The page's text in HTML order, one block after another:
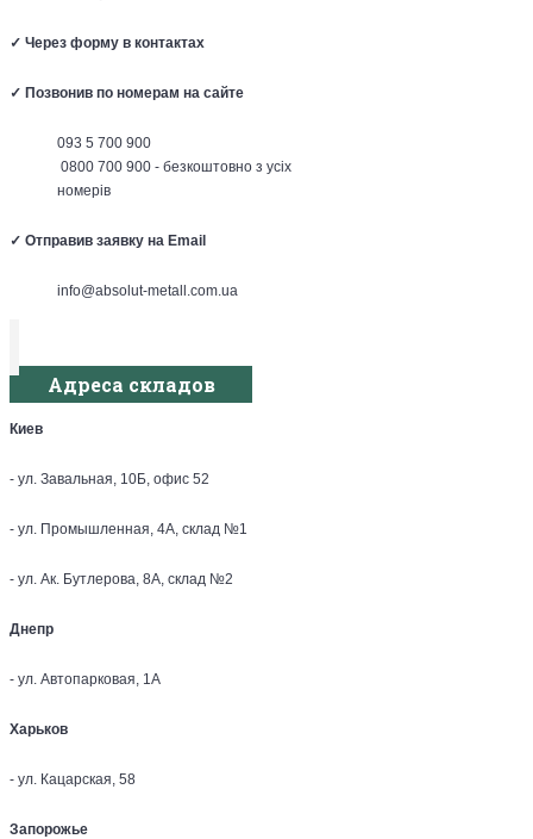
✓ Через форму в контактах
✓ Позвонив по номерам на сайте
093 5 700 900
0800 700 900 - безкоштовно з усіх
номерів
✓ Отправив заявку на Email
info@absolut-metall.com.ua
Адреса складов
Киев
- ул. Завальная, 10Б, офис 52
- ул. Промышленная, 4А, склад №1
- ул. Ак. Бутлерова, 8А, склад №2
Днепр
- ул. Автопарковая, 1А
Харьков
- ул. Кацарская, 58
Запорожье